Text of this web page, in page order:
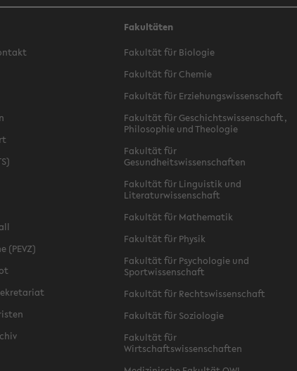
(PEVZ)
Fakultäten
Fakultät für Biologie
Fakultät für Chemie
Fakultät für Erziehungswissenschaft
Fakultät für Geschichtswissenschaft,
Philosophie und Theologie
Fakultät für
Gesundheitswissenschaften
Fakultät für Linguistik und
Literaturwissenschaft
Fakultät für Mathematik
Fakultät für Physik
Fakultät für Psychologie und
Sportwissenschaft
Fakultät für Rechtswissenschaft
Fakultät für Soziologie
Fakultät für
Wirtschaftswissenschaften